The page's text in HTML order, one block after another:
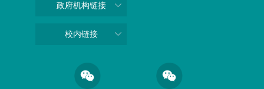
政府机构链接
校内链接